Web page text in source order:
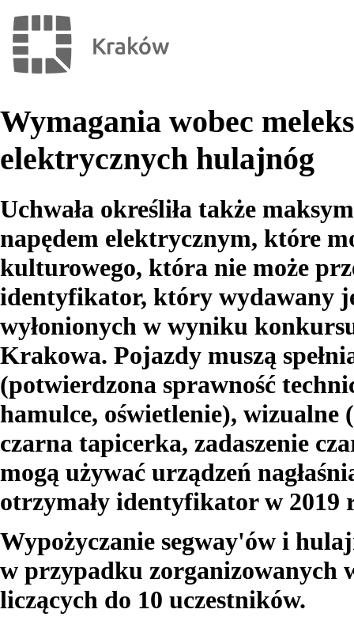
Wymagania wobec
elektrycznych hulajnóg
Uchwała określiła także
napędem elektrycznym, które
kulturowego, która nie może
identyfikator, który wydawany
wyłonionych w wyniku
Krakowa. Pojazdy muszą
(potwierdzona sprawność
hamulce, oświetlenie), wizualne
czarna tapicerka, zadaszenie
mogą używać urządzeń
otrzymały identyfikator w 2019
Wypożyczanie segway'ów i
w przypadku zorganizowanych
liczących do 10 uczestników.